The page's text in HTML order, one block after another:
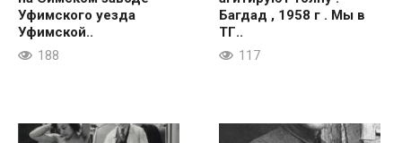
Уфимского уезда
Уфимской..
188
Багдад , 1958 г . Мы в
ТГ..
117